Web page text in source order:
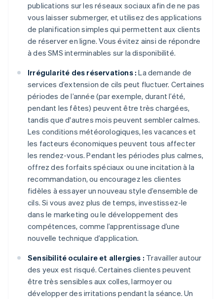
publications sur les réseaux sociaux afin de ne pas
vous laisser submerger, et utilisez des applications
de planification simples qui permettent aux clients
de réserver en ligne. Vous évitez ainsi de répondre
à des SMS interminables sur la disponibilité.
Irrégularité des réservations : La demande de
services d’extension de cils peut fluctuer. Certaines
périodes de l’année (par exemple, durant l’été,
pendant les fêtes) peuvent être très chargées,
tandis que d'autres mois peuvent sembler calmes.
Les conditions météorologiques, les vacances et
les facteurs économiques peuvent tous affecter
les rendez-vous. Pendant les périodes plus calmes,
offrez des forfaits spéciaux ou une incitation à la
recommandation, ou encouragez les clientes
fidèles à essayer un nouveau style d’ensemble de
cils. Si vous avez plus de temps, investissez-le
dans le marketing ou le développement des
compétences, comme l’apprentissage d’une
nouvelle technique d’application.
Sensibilité oculaire et allergies : Travailler autour
des yeux est risqué. Certaines clientes peuvent
être très sensibles aux colles, larmoyer ou
développer des irritations pendant la séance. Un